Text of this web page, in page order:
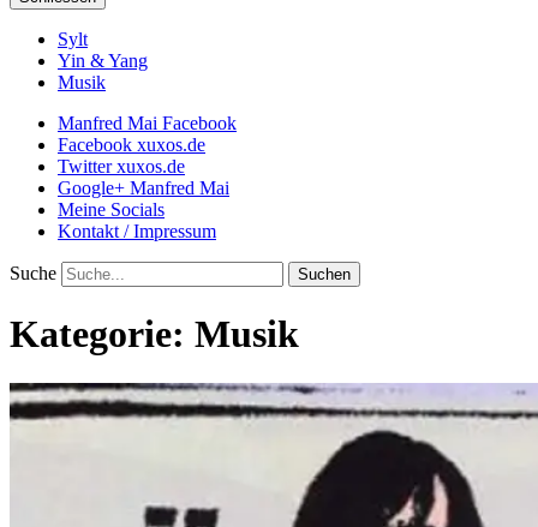
Sylt
Yin & Yang
Musik
Manfred Mai Facebook
Facebook xuxos.de
Twitter xuxos.de
Google+ Manfred Mai
Meine Socials
Kontakt / Impressum
Suche
Kategorie: Musik